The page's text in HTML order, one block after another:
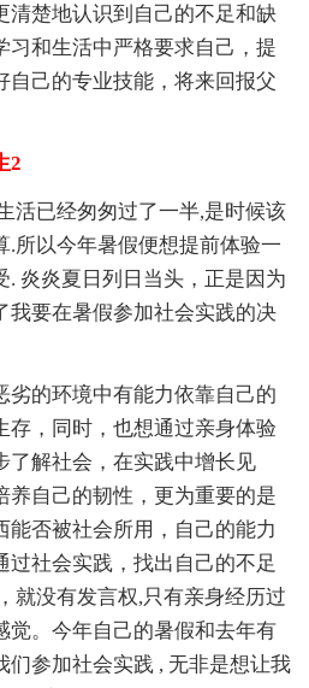
清楚地认识到自己的不足和缺
习和生活中严格要求自己，提
自己的专业技能，将来回报父
2
已经匆匆过了一半,是时候该
.所以今年暑假便想提前体验一
. 炎炎夏日列日当头，正是因为
我要在暑假参加社会实践的决
的环境中有能力依靠自己的
存，同时，也想通过亲身体验
了解社会，在实践中增长见
养自己的韧性，更为重要的是
能否被社会所用，自己的能力
过社会实践，找出自己的不足
就没有发言权,只有亲身经历过
觉。今年自己的暑假和去年有
们参加社会实践 , 无非是想让我